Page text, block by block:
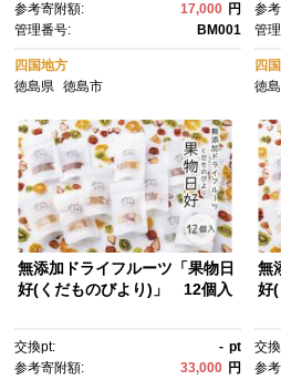
参考寄附額:
17,000 円
管理番号:
BM001
四国地方
徳島県
徳島市
参
管
四
徳
無添加ドライフルーツ「果物日
好(くだものびより)」 12個入
交換pt: - pt
参考寄附額:
33,000 円
無
好
交
参